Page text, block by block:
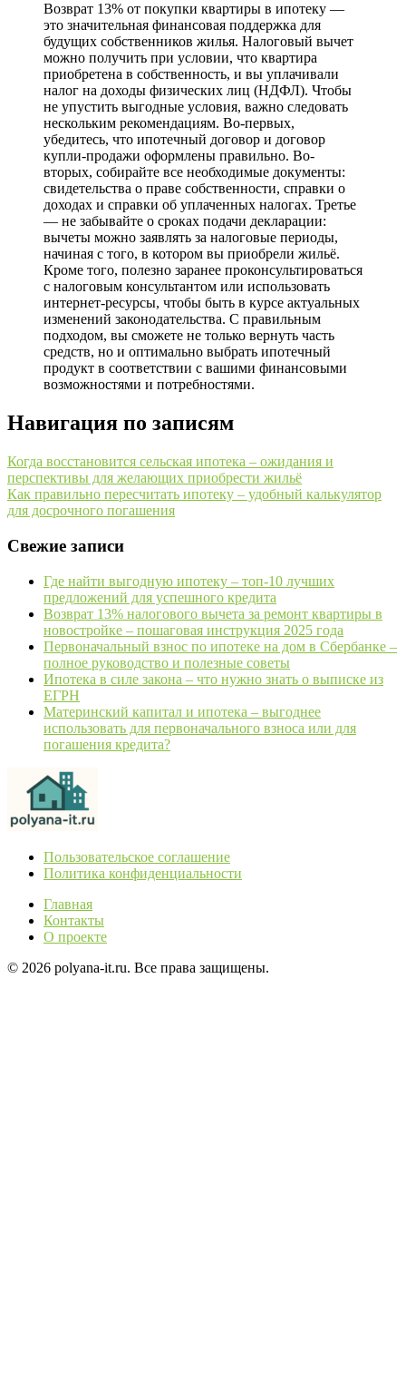
Возврат 13% от покупки квартиры в ипотеку —
это значительная финансовая поддержка для
будущих собственников жилья. Налоговый вычет
можно получить при условии, что квартира
приобретена в собственность, и вы уплачивали
налог на доходы физических лиц (НДФЛ). Чтобы
не упустить выгодные условия, важно следовать
нескольким рекомендациям. Во-первых,
убедитесь, что ипотечный договор и договор
купли-продажи оформлены правильно. Во-
вторых, собирайте все необходимые документы:
свидетельства о праве собственности, справки о
доходах и справки об уплаченных налогах. Третье
— не забывайте о сроках подачи декларации:
вычеты можно заявлять за налоговые периоды,
начиная с того, в котором вы приобрели жильё.
Кроме того, полезно заранее проконсультироваться
с налоговым консультантом или использовать
интернет-ресурсы, чтобы быть в курсе актуальных
изменений законодательства. С правильным
подходом, вы сможете не только вернуть часть
средств, но и оптимально выбрать ипотечный
продукт в соответствии с вашими финансовыми
возможностями и потребностями.
Навигация по записям
Когда восстановится сельская ипотека – ожидания и
перспективы для желающих приобрести жильё
Как правильно пересчитать ипотеку – удобный калькулятор
для досрочного погашения
Свежие записи
Где найти выгодную ипотеку – топ-10 лучших
предложений для успешного кредита
Возврат 13% налогового вычета за ремонт квартиры в
новостройке – пошаговая инструкция 2025 года
Первоначальный взнос по ипотеке на дом в Сбербанке –
полное руководство и полезные советы
Ипотека в силе закона – что нужно знать о выписке из
ЕГРН
Материнский капитал и ипотека – выгоднее
использовать для первоначального взноса или для
погашения кредита?
Пользовательское соглашение
Политика конфиденциальности
Главная
Контакты
О проекте
© 2026 polyana-it.ru. Все права защищены.